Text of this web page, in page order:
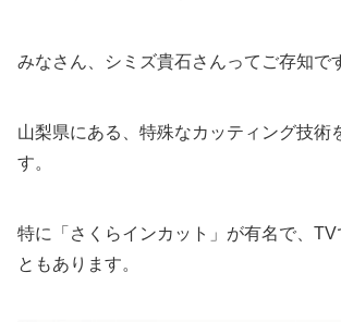
みなさん、シミズ貴石さんってご存知で
山梨県にある、特殊なカッティング技術
す。
特に「さくらインカット」が有名で、TV
ともあります。